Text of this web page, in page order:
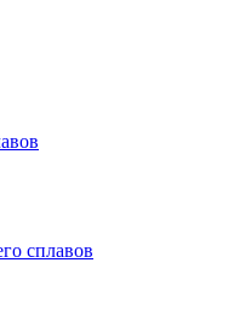
сплавов